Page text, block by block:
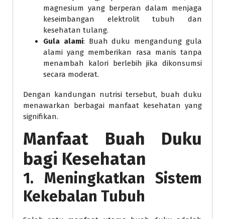
magnesium yang berperan dalam menjaga
keseimbangan elektrolit tubuh dan
kesehatan tulang.
Gula alami: Buah duku mengandung gula
alami yang memberikan rasa manis tanpa
menambah kalori berlebih jika dikonsumsi
secara moderat.
Dengan kandungan nutrisi tersebut, buah duku
menawarkan berbagai manfaat kesehatan yang
signifikan.
Manfaat Buah Duku
bagi Kesehatan
1. Meningkatkan Sistem
Kekebalan Tubuh